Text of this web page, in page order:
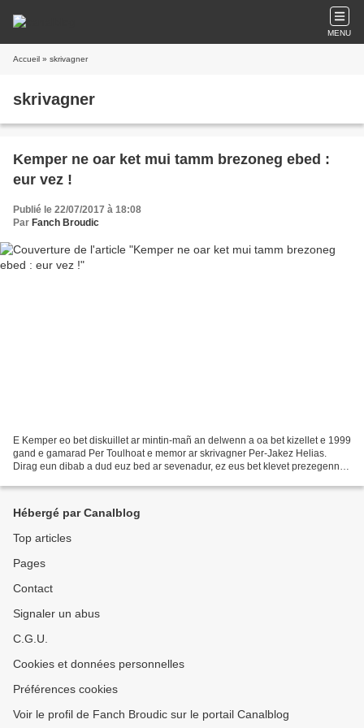
MENU
Accueil » skrivagner
skrivagner
Kemper ne oar ket mui tamm brezoneg ebed :
eur vez !
Publié le 22/07/2017 à 18:08
Par Fanch Broudic
E Kemper eo bet diskuillet ar mintin-mañ an delwenn a oa bet kizellet e 1999
gand e gamarad Per Toulhoat e memor ar skrivagner Per-Jakez Helias.
Dirag eun dibab a dud euz bed ar sevenadur, ez eus bet klevet prezegennou
Hébergé par Canalblog
Top articles
Pages
Contact
Signaler un abus
C.G.U.
Cookies et données personnelles
Préférences cookies
Voir le profil de Fanch Broudic sur le portail Canalblog